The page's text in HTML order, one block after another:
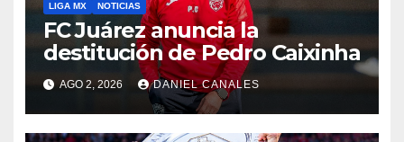
LIGA MX NOTICIAS
FC Juárez anuncia la
destitución de Pedro Caixinha
AGO 2, 2026 DANIEL CANALES